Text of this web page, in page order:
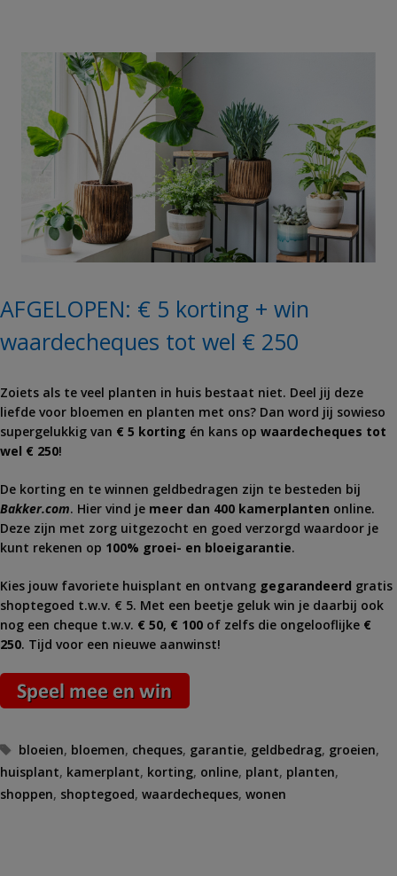
AFGELOPEN: € 5 korting + win
waardecheques tot wel € 250
Zoiets als te veel planten in huis bestaat niet. Deel jij deze
liefde voor bloemen en planten met ons? Dan word jij sowieso
supergelukkig van € 5 korting én kans op waardecheques tot
wel € 250!
De korting en te winnen geldbedragen zijn te besteden bij
Bakker.com. Hier vind je meer dan 400 kamerplanten online.
Deze zijn met zorg uitgezocht en goed verzorgd waardoor je
kunt rekenen op 100% groei- en bloeigarantie.
Kies jouw favoriete huisplant en ontvang gegarandeerd gratis
shoptegoed t.w.v. € 5. Met een beetje geluk win je daarbij ook
nog een cheque t.w.v. € 50, € 100 of zelfs die ongelooflijke €
250. Tijd voor een nieuwe aanwinst!
Tags
bloeien, bloemen, cheques, garantie, geldbedrag, groeien,
huisplant, kamerplant, korting, online, plant, planten,
shoppen, shoptegoed, waardecheques, wonen